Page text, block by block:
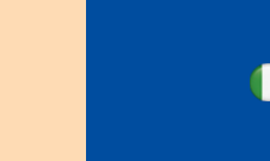
Ville